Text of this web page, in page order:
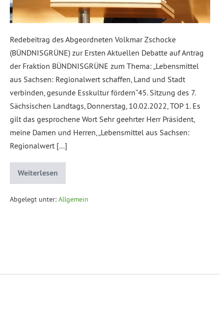
Redebeitrag des Abgeordneten Volkmar Zschocke
(BÜNDNISGRÜNE) zur Ersten Aktuellen Debatte auf Antrag
der Fraktion BÜNDNISGRÜNE zum Thema: „Lebensmittel
aus Sachsen: Regionalwert schaffen, Land und Stadt
verbinden, gesunde Esskultur fördern“45. Sitzung des 7.
Sächsischen Landtags, Donnerstag, 10.02.2022, TOP 1. Es
gilt das gesprochene Wort Sehr geehrter Herr Präsident,
meine Damen und Herren, „Lebensmittel aus Sachsen:
Regionalwert […]
Weiterlesen
Abgelegt unter: Allgemein